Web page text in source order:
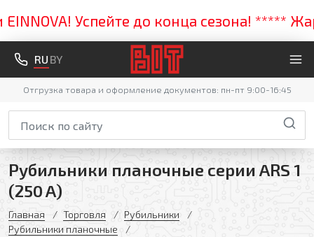
Успейте до конца сезона! *****
RU BY
Отгрузка товара и оформление документов: пн-пт 9:00-16:45
Рубильники планочные серии ARS 1
(250 A)
Главная Торговля
Рубильники
Рубильники планочные